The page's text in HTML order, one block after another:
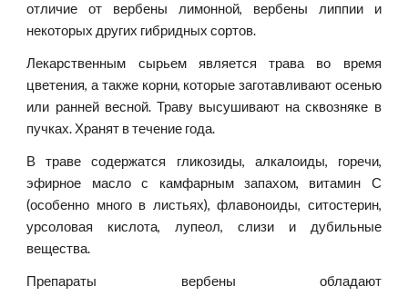
отличие от вербены лимонной, вербены липпии и
некоторых других гибридных сортов.
Лекарственным сырьем является трава во время
цветения, а также корни, которые заготавливают осенью
или ранней весной. Траву высушивают на сквозняке в
пучках. Хранят в течение года.
В траве содержатся гликозиды, алкалоиды, горечи,
эфирное масло с камфарным запахом, витамин С
(особенно много в листьях), флавоноиды, ситостерин,
урсоловая кислота, лупеол, слизи и дубильные
вещества.
Препараты вербены обладают